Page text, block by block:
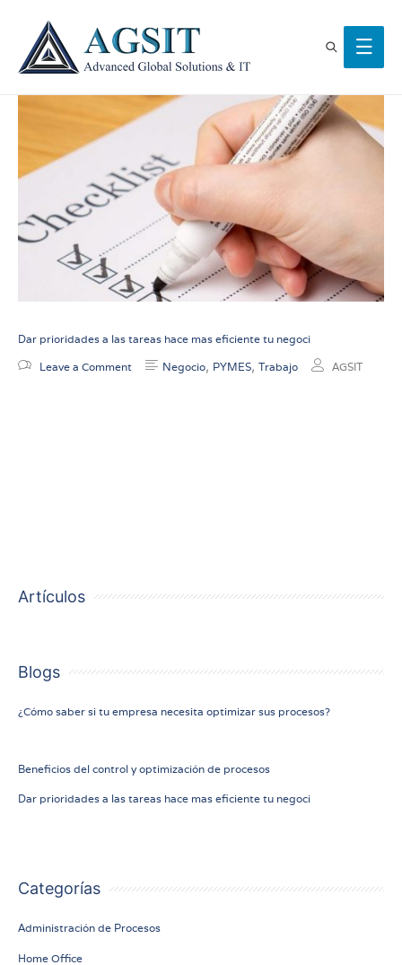
Dar prioridades a las tareas hace mas eficiente tu negoci
Leave a Comment Negocio, PYMES, Trabajo AGSIT
Artículos
Blogs
¿Cómo saber si tu empresa necesita optimizar sus procesos?
Beneficios del control y optimización de procesos
Dar prioridades a las tareas hace mas eficiente tu negoci
Categorías
Administración de Procesos
Home Office